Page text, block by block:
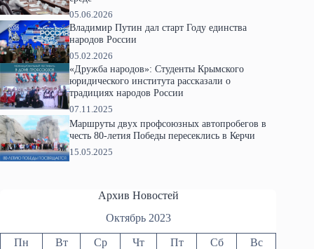
05.06.2026
Владимир Путин дал старт Году единства
народов России
05.02.2026
«Дружба народов»: Студенты Крымского
юридического института рассказали о
традициях народов России
07.11.2025
Маршруты двух профсоюзных автопробегов в
честь 80-летия Победы пересеклись в Керчи
15.05.2025
Архив Новостей
Октябрь 2023
Пн Вт Ср Чт Пт Сб
Вс